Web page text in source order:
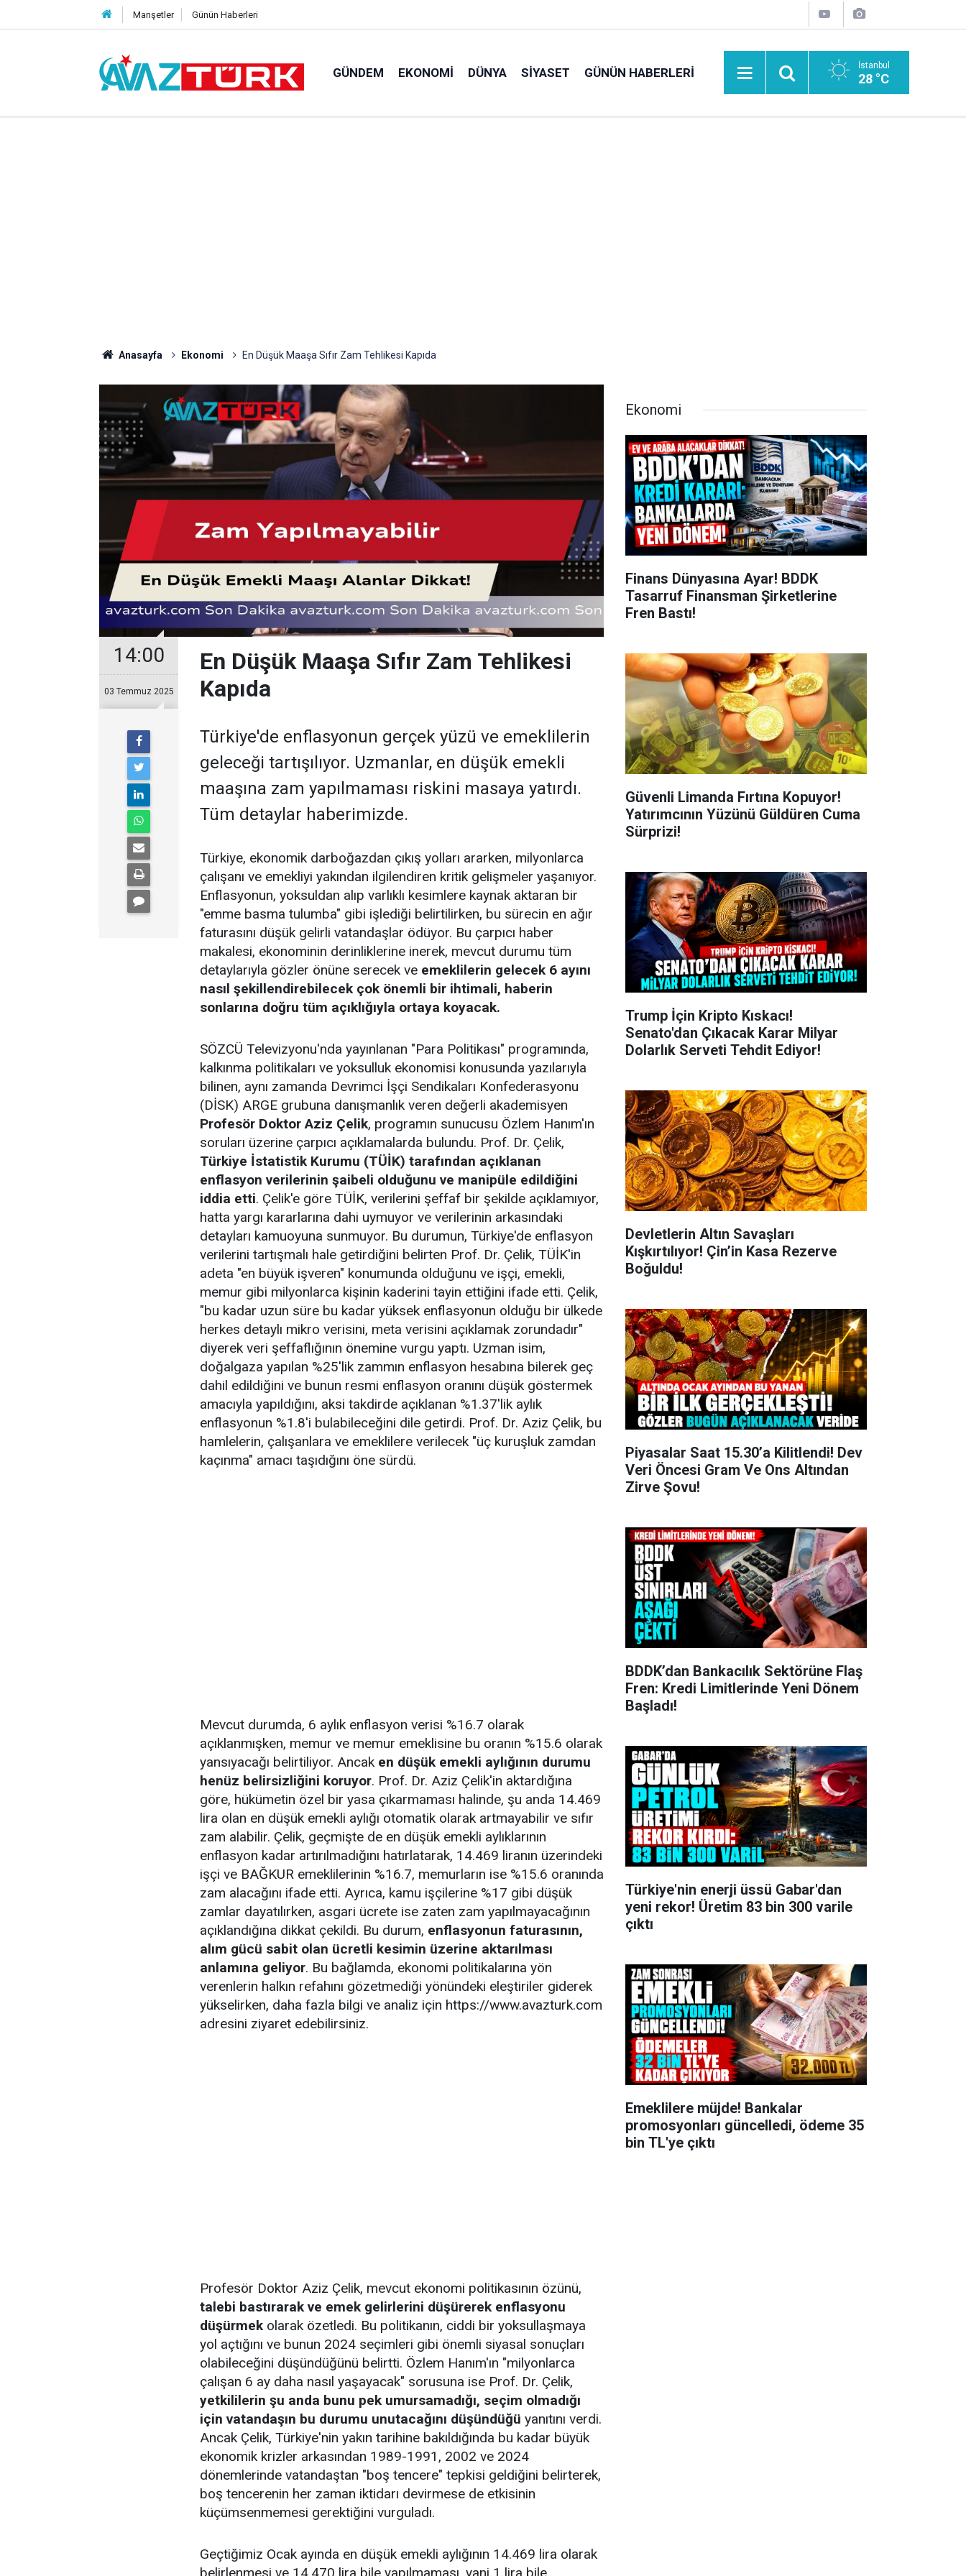
Manşetler Günün Haberleri
GÜNDEM EKONOMI DÜNYA SIYASET GÜNÜN HABERLERI İstanbul
28 °C
Anasayfa Ekonomi En Düşük Maaşa Sıfır Zam Tehlikesi Kapıda
14:00
03 Temmuz 2025
En Düşük Maaşa Sıfır Zam Tehlikesi
Kapıda
Türkiye'de enflasyonun gerçek yüzü ve emeklilerin
geleceği tartışılıyor. Uzmanlar, en düşük emekli
maaşına zam yapılmaması riskini masaya yatırdı.
Tüm detaylar haberimizde.
Türkiye, ekonomik darboğazdan çıkış yolları ararken, milyonlarca
çalışanı ve emekliyi yakından ilgilendiren kritik gelişmeler yaşanıyor.
Enflasyonun, yoksuldan alıp varlıklı kesimlere kaynak aktaran bir
"emme basma tulumba" gibi işlediği belirtilirken, bu sürecin en ağır
faturasını düşük gelirli vatandaşlar ödüyor. Bu çarpıcı haber
makalesi, ekonominin derinliklerine inerek, mevcut durumu tüm
detaylarıyla gözler önüne serecek ve emeklilerin gelecek 6 ayını
nasıl şekillendirebilecek çok önemli bir ihtimali, haberin
sonlarına doğru tüm açıklığıyla ortaya koyacak.
SÖZCÜ Televizyonu'nda yayınlanan "Para Politikası" programında,
kalkınma politikaları ve yoksulluk ekonomisi konusunda yazılarıyla
bilinen, aynı zamanda Devrimci İşçi Sendikaları Konfederasyonu
(DİSK) ARGE grubuna danışmanlık veren değerli akademisyen
Profesör Doktor Aziz Çelik, programın sunucusu Özlem Hanım'ın
soruları üzerine çarpıcı açıklamalarda bulundu. Prof. Dr. Çelik,
Türkiye İstatistik Kurumu (TÜİK) tarafından açıklanan
enflasyon verilerinin şaibeli olduğunu ve manipüle edildiğini
iddia etti. Çelik'e göre TÜİK, verilerini şeffaf bir şekilde açıklamıyor,
hatta yargı kararlarına dahi uymuyor ve verilerinin arkasındaki
detayları kamuoyuna sunmuyor. Bu durumun, Türkiye'de enflasyon
verilerini tartışmalı hale getirdiğini belirten Prof. Dr. Çelik, TÜİK'in
adeta "en büyük işveren" konumunda olduğunu ve işçi, emekli,
memur gibi milyonlarca kişinin kaderini tayin ettiğini ifade etti. Çelik,
"bu kadar uzun süre bu kadar yüksek enflasyonun olduğu bir ülkede
herkes detaylı mikro verisini, meta verisini açıklamak zorundadır"
diyerek veri şeffaflığının önemine vurgu yaptı. Uzman isim,
doğalgaza yapılan %25'lik zammın enflasyon hesabına bilerek geç
dahil edildiğini ve bunun resmi enflasyon oranını düşük göstermek
amacıyla yapıldığını, aksi takdirde açıklanan %1.37'lik aylık
enflasyonun %1.8'i bulabileceğini dile getirdi. Prof. Dr. Aziz Çelik, bu
hamlelerin, çalışanlara ve emeklilere verilecek "üç kuruşluk zamdan
kaçınma" amacı taşıdığını öne sürdü.
Mevcut durumda, 6 aylık enflasyon verisi %16.7 olarak
açıklanmışken, memur ve memur emeklisine bu oranın %15.6 olarak
yansıyacağı belirtiliyor. Ancak en düşük emekli aylığının durumu
henüz belirsizliğini koruyor. Prof. Dr. Aziz Çelik'in aktardığına
göre, hükümetin özel bir yasa çıkarmaması halinde, şu anda 14.469
lira olan en düşük emekli aylığı otomatik olarak artmayabilir ve sıfır
zam alabilir. Çelik, geçmişte de en düşük emekli aylıklarının
enflasyon kadar artırılmadığını hatırlatarak, 14.469 liranın üzerindeki
işçi ve BAĞKUR emeklilerinin %16.7, memurların ise %15.6 oranında
zam alacağını ifade etti. Ayrıca, kamu işçilerine %17 gibi düşük
zamlar dayatılırken, asgari ücrete ise zaten zam yapılmayacağının
açıklandığına dikkat çekildi. Bu durum, enflasyonun faturasının,
alım gücü sabit olan ücretli kesimin üzerine aktarılması
anlamına geliyor. Bu bağlamda, ekonomi politikalarına yön
verenlerin halkın refahını gözetmediği yönündeki eleştiriler giderek
yükselirken, daha fazla bilgi ve analiz için https://www.avazturk.com
adresini ziyaret edebilirsiniz.
Profesör Doktor Aziz Çelik, mevcut ekonomi politikasının özünü,
talebi bastırarak ve emek gelirlerini düşürerek enflasyonu
düşürmekolarak özetledi. Bu politikanın, ciddi bir yoksullaşmaya
yol açtığını ve bunun 2024 seçimleri gibi önemli siyasal sonuçları
olabileceğini düşündüğünü belirtti. Özlem Hanım'ın "milyonlarca
çalışan 6 ay daha nasıl yaşayacak" sorusuna ise Prof. Dr. Çelik,
yetkililerin şu anda bunu pek umursamadığı, seçim olmadığı
için vatandaşın bu durumu unutacağını düşündüğü yanıtını verdi.
Ancak Çelik, Türkiye'nin yakın tarihine bakıldığında bu kadar büyük
ekonomik krizler arkasından 1989-1991, 2002 ve 2024
dönemlerinde vatandaştan "boş tencere" tepkisi geldiğini belirterek,
boş tencerenin her zaman iktidarı devirmese de etkisinin
küçümsenmemesi gerektiğini vurguladı.
Geçtiğimiz Ocak ayında en düşük emekli aylığının 14.469 lira olarak
Ekonomi
Finans Dünyasına Ayar! BDDK
Tasarruf Finansman Şirketlerine
Fren Bastı!
Güvenli Limanda Fırtına Kopuyor!
Yatırımcının Yüzünü Güldüren Cuma
Sürprizi!
Trump İçin Kripto Kıskacı!
Senato'dan Çıkacak Karar Milyar
Dolarlık Serveti Tehdit Ediyor!
Devletlerin Altın Savaşları
Kışkırtılıyor! Çin’in Kasa Rezerve
Boğuldu!
Piyasalar Saat 15.30’a Kilitlendi! Dev
Veri Öncesi Gram Ve Ons Altından
Zirve Şovu!
BDDK’dan Bankacılık Sektörüne Flaş
Fren: Kredi Limitlerinde Yeni Dönem
Başladı!
Türkiye'nin enerji üssü Gabar'dan
yeni rekor! Üretim 83 bin 300 varile
çıktı
Emeklilere müjde! Bankalar
promosyonları güncelledi, ödeme 35
bin TL'ye çıktı